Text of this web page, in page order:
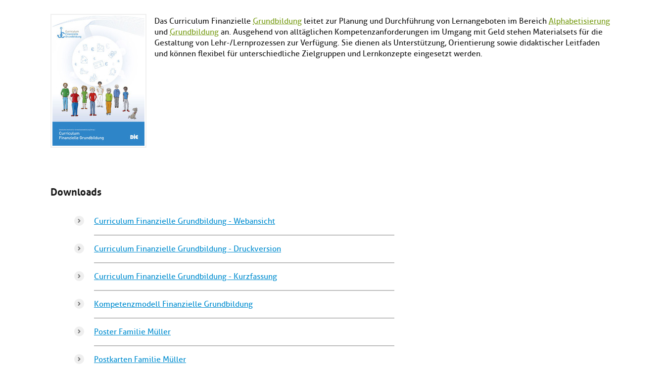
Das Curriculum Finanzielle Grundbildung leitet zur Planung und Durchführung von Lernangeboten im Bereich Alphabetisierung
und Grundbildung an. Ausgehend von alltäglichen Kompetenzanforderungen im Umgang mit Geld stehen Materialsets für die
Gestaltung von Lehr-/Lernprozessen zur Verfügung. Sie dienen als Unterstützung, Orientierung sowie didaktischer Leitfaden
und können flexibel für unterschiedliche Zielgruppen und Lernkonzepte eingesetzt werden.
Downloads
Curriculum Finanzielle Grundbildung - Webansicht
Curriculum Finanzielle Grundbildung - Druckversion
Curriculum Finanzielle Grundbildung - Kurzfassung
Kompetenzmodell Finanzielle Grundbildung
Poster Familie Müller
Postkarten Familie Müller